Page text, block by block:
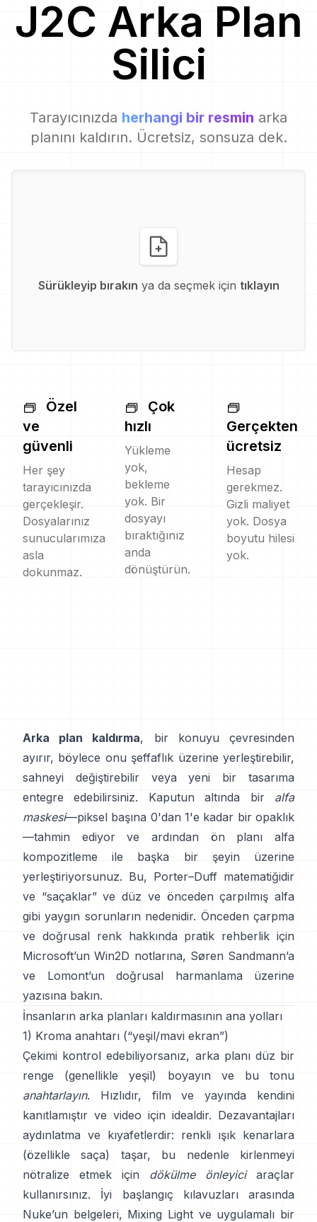
J2C Arka Plan
Silici
Tarayıcınızda herhangi bir resmin arka
planını kaldırın. Ücretsiz, sonsuza dek.
Sürükleyip bırakın ya da seçmek için tıklayın
Özel
ve
güvenli
Her şey
tarayıcınızda
gerçekleşir.
Dosyalarınız
sunucularımıza
asla
dokunmaz.
Çok
hızlı
Yükleme
yok,
bekleme
yok. Bir
dosyayı
bıraktığınız
anda
dönüştürün.
Gerçekten
ücretsiz
Hesap
gerekmez.
Gizli maliyet
yok. Dosya
boyutu hilesi
yok.
Arka plan kaldırma, bir konuyu çevresinden
ayırır, böylece onu şeffaflık üzerine yerleştirebilir,
sahneyi değiştirebilir veya yeni bir tasarıma
entegre edebilirsiniz. Kaputun altında bir
alfa
maskesi—piksel başına 0'dan 1'e kadar bir opaklık
—tahmin ediyor ve ardından ön planı alfa
kompozitleme ile başka bir şeyin üzerine
yerleştiriyorsunuz. Bu, Porter–Duff matematiğidir
ve “saçaklar” ve düz ve önceden çarpılmış alfa
gibi yaygın sorunların nedenidir. Önceden çarpma
ve doğrusal renk hakkında pratik rehberlik için
Microsoft’un Win2D notlarına, Søren Sandmann’a
ve
Lomont’un doğrusal harmanlama üzerine
yazısına bakın.
İnsanların arka planları kaldırmasının ana yolları
1) Kroma anahtarı (“yeşil/mavi ekran”)
Çekimi kontrol edebiliyorsanız, arka planı düz bir
renge (genellikle yeşil) boyayın ve bu tonu
anahtarlayın. Hızlıdır, film ve yayında kendini
kanıtlamıştır ve video için idealdir. Dezavantajları
aydınlatma ve kıyafetlerdir: renkli ışık kenarlara
(özellikle saça) taşar, bu nedenle kirlenmeyi
nötralize etmek için dökülme önleyiciaraçlar
kullanırsınız. İyi başlangıç kılavuzları arasında
Nuke’un belgeleri, Mixing Light ve uygulamalı bir